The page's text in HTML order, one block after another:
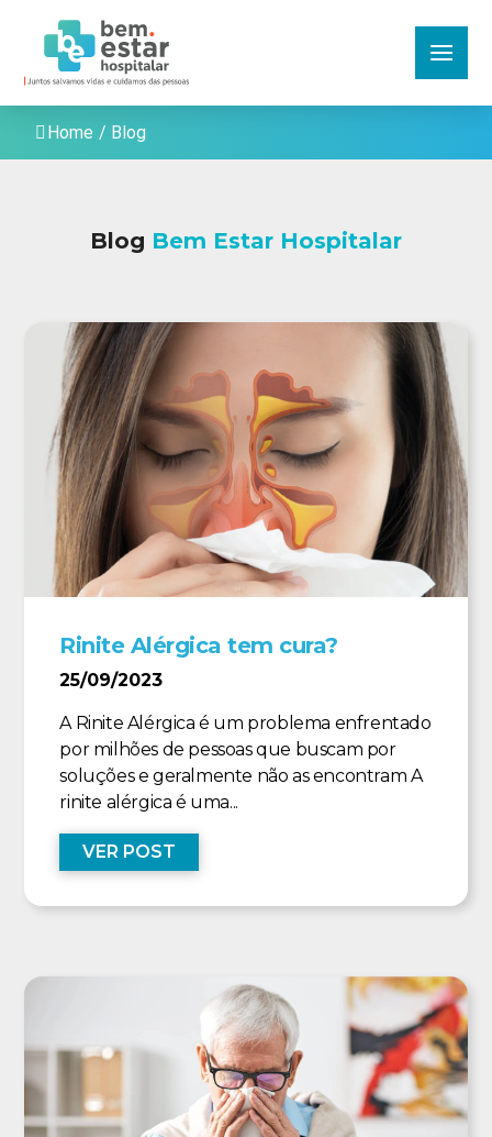
Home / Blog
Blog Bem Estar Hospitalar
Rinite Alérgica tem cura?
25/09/2023
A Rinite Alérgica é um problema enfrentado
por milhões de pessoas que buscam por
soluções e geralmente não as encontram A
rinite alérgica é uma...
VER POST